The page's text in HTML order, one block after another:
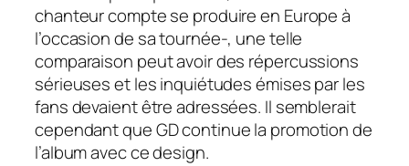
chanteur compte se produire en Europe à
l’occasion de sa tournée-, une telle
comparaison peut avoir des répercussions
sérieuses et les inquiétudes émises par les
fans devaient être adressées. Il semblerait
cependant que GD continue la promotion de
l’album avec ce design.